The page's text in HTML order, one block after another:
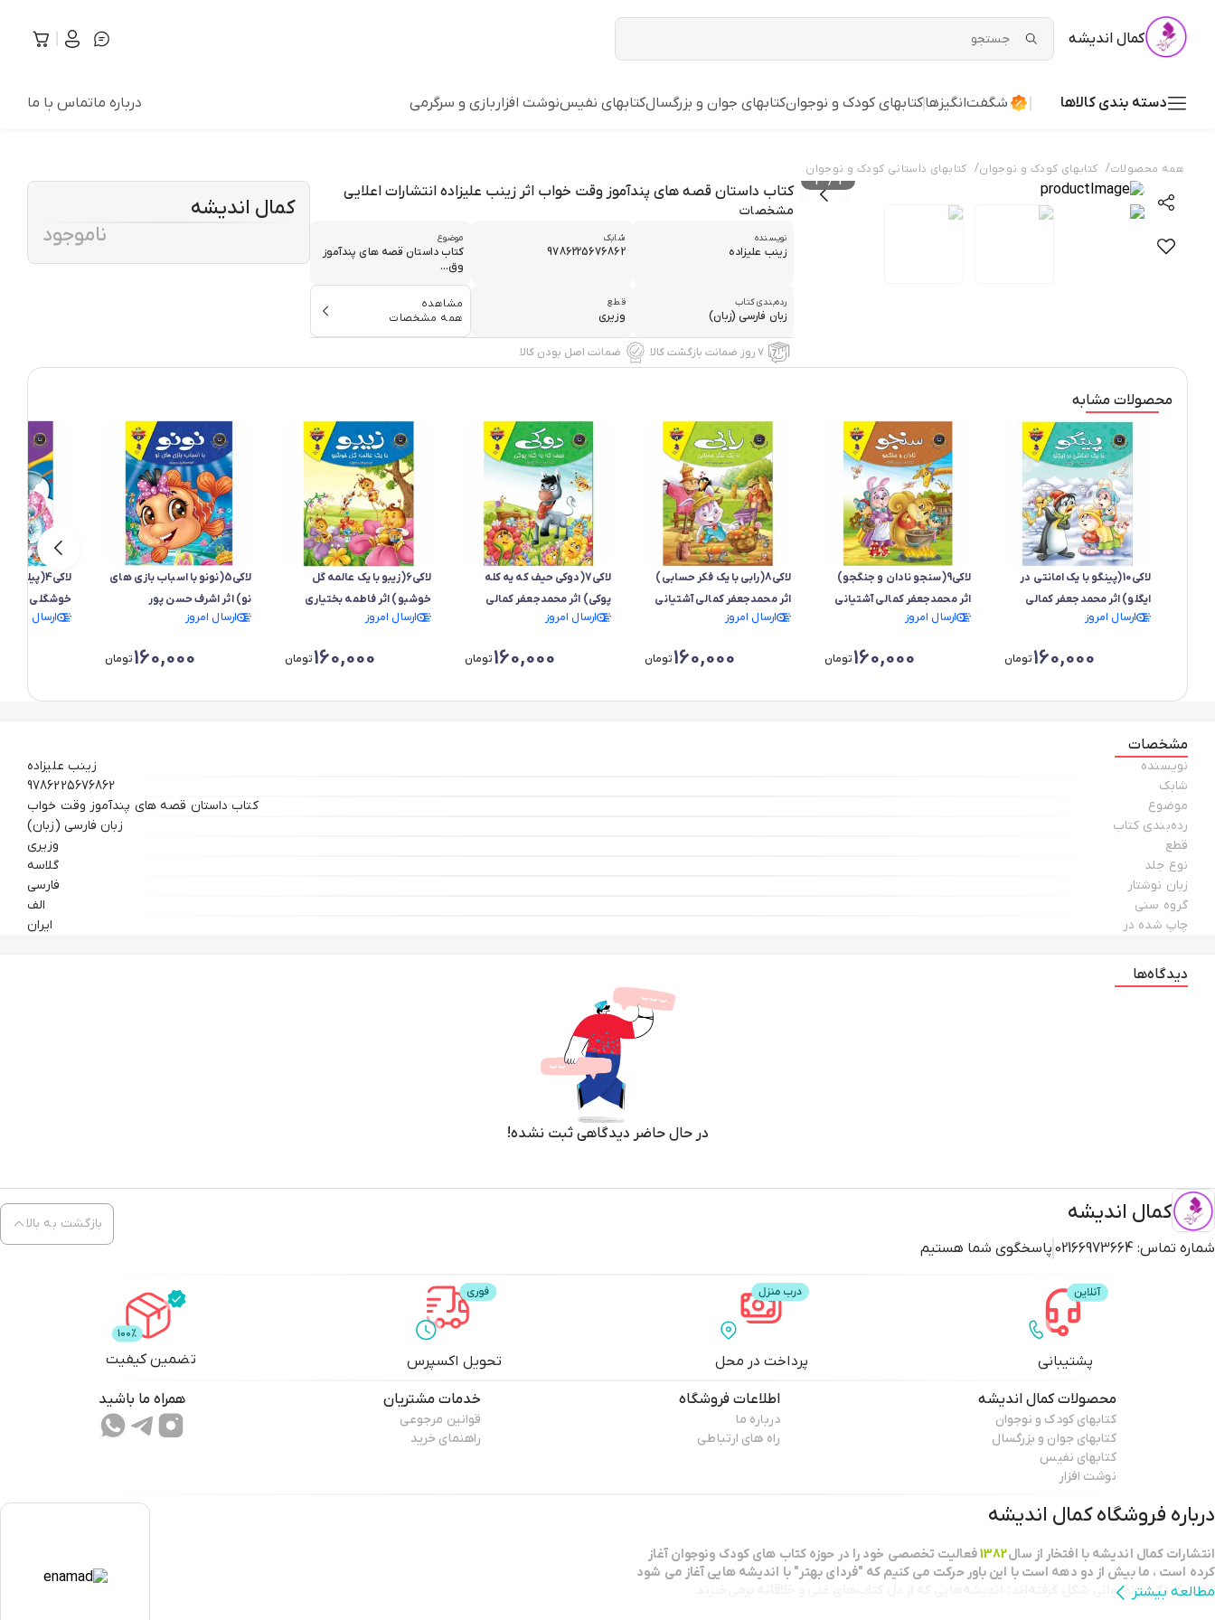
کمال اندیشه
دسته بندی کالاها شگفت‌انگیزهاکتابهای کودک و نوجوانکتابهای جوان و بزرگسالکتابهای نفیسنوشت افزار بازي و سرگرمي درباره ماتماس با ما
همه محصولات/ کتابهای کودک و نوجوان/ کتابهای داستانی کودک و نوجوان
1
/
3
کتاب داستان قصه های پندآموز وقت خواب اثر زینب علیزاده انتشارات اعلایی
مشخصات
نویسنده
زینب علیزاده
شابک
9786225676862
موضوع
کتاب داستان قصه های پندآموز
وق...
رده‌بندی کتاب
زبان فارسی (زبان)
قطع
وزیری
مشاهده
همه مشخصات
۷ روز ضمانت بازگشت کالا ضمانت اصل بودن کالا
کمال اندیشه
ناموجود
محصولات مشابه
لاکی10(پینگو با یک امانتی در
ایگلو) اثر محمدجعفر کمالی
آشتیانی
ارسال امروز
160,000تومان
لاکی9(سنجو نادان و جنگجو)
اثر محمدجعفر کمالی آشتیانی
ارسال امروز
160,000تومان
لاکی8(رابی با یک فکر حسابی)
اثر محمدجعفر کمالی آشتیانی
ارسال امروز
160,000تومان
لاکی7(دوکی حیف که یه کله
پوکی) اثر محمدجعفر کمالی
آشتیانی
ارسال امروز
160,000تومان
لاکی6(زیبو با یک عالمه گل
خوشبو) اثر فاطمه بختیاری
ارسال امروز
160,000تومان
لاکی5(نونو با اسباب بازی های
نو) اثر اشرف حسن پور
ارسال امروز
160,000تومان
لاکی4(پیلی
خوشگلی) اثر
ارسال امروز
مشخصات
نویسنده
زینب علیزاده
شابک
9786225676862
موضوع
کتاب داستان قصه های پندآموز وقت خواب
رده‌بندی کتاب
زبان فارسی (زبان)
قطع
وزیری
نوع جلد
گلاسه
زبان نوشتار
فارسی
گروه سنی
الف
چاپ شده در
ایران
دیدگاه‌ها
در حال حاضر دیدگاهی ثبت نشده!
کمال اندیشه
شماره تماس: 02166973664 پاسخگوی شما هستیم
بازگشت به بالا
پشتیبانی پرداخت در محل تحویل اکسپرس تضمین کیفیت
محصولاتکمال اندیشه
کتابهای کودک و نوجوان
کتابهای جوان و بزرگسال
کتابهای نفیس
نوشت افزار
اطلاعات فروشگاه
درباره ما
راه های ارتباطی
خدمات مشتریان
قوانین مرجوعی
راهنمای خرید
همراه ما باشید
درباره فروشگاهکمال اندیشه
انتشارات كمال انديشه با افتخار از سال1382فعاليت تخصصي خود را در حوزه كتاب هاي كودك ونوجوان آغاز
كرده است ، ما بيش از دو دهه است با اين باور حركت مي كنيم كه "فرداي بهتر" با انديشه هايي آغاز مي شود
كه در كودكي و نوجواني شكل گرفته‌اند؛ اندیشه‌هایی که از دل کتاب‌های غنی و خلاقانه برمی‌خیزند.
مطالعه بیشتر